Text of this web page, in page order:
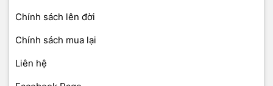
Chính sách lên đời
Chính sách mua lại
Liên hệ